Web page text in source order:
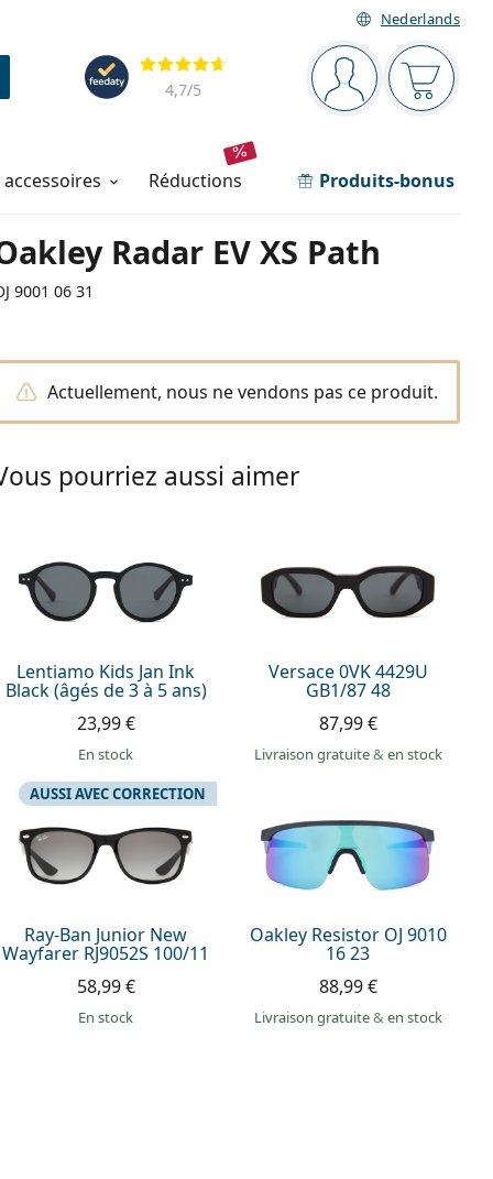
Nederlands
Barre de navigation
Vous êtesVotre
Évaluation
4,7/5
réductions Produits-bonus
Radar EV XS Path
9001 06 31
Actuellement, nous ne vendons pas ce produit.
pourriez aussi aimer
Lentiamo Kids Jan Ink
Black (âgés de 3 à 5 ans)
23,99 €
en stock
Versace 0VK 4429U
GB1/87 48
87,99 €
Livraison gratuite& en stock
Ray-Ban Junior New
Wayfarer RJ9052S 100/11
AUSSI AVEC CORRECTION
58,99 €
en stock
Oakley Resistor OJ 9010
16 23
88,99 €
Livraison gratuite& en stock